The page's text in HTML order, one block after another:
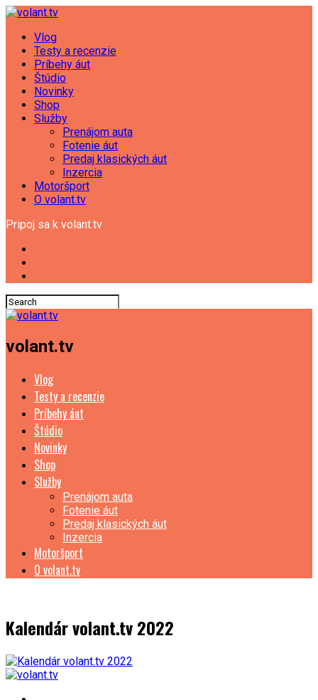
Vlog
Testy a recenzie
Príbehy áut
Štúdio
Novinky
Shop
Služby
Prenájom auta
Fotenie áut
Predaj klasických áut
Inzercia
Motoršport
O volant.tv
Pripoj sa k volant.tv
volant.tv
Vlog
Testy a recenzie
Príbehy áut
Štúdio
Novinky
Shop
Služby
Prenájom auta
Fotenie áut
Predaj klasických áut
Inzercia
Motoršport
O volant.tv
Kalendár volant.tv 2022